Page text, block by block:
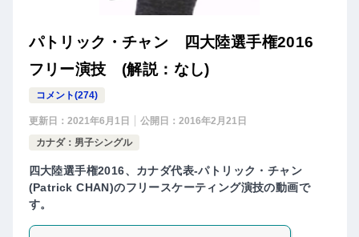
パトリック・チャン 四大陸選手権2016
フリー演技 (解説：なし)
コメント(274)
更新日： 2021年6月1日 公開日： 2016年2月21日
カナダ：男子シングル
四大陸選手権2016、カナダ代表-パトリック・チャン
(Patrick CHAN)のフリースケーティング演技の動画で
す。